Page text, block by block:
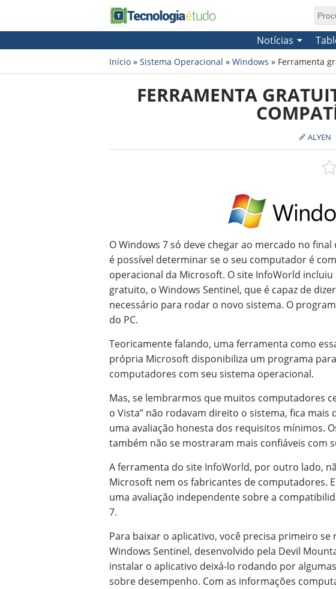
Notícias
Início » Sistema Operacional » Windows » Ferramenta
FERRAMENTA
ALYEN
O Windows 7 só deve chegar ao mercado no
é possível determinar se o seu computador é
operacional da Microsoft. O site InfoWorld
gratuito, o Windows Sentinel, que é capaz de
necessário para rodar o novo sistema. O
do PC.
Teoricamente falando, uma ferramenta como
própria Microsoft disponibiliza um programa
computadores com seu sistema operacional.
Mas, se lembrarmos que muitos computadores
o Vista” não rodavam direito o sistema, fica
uma avaliação honesta dos requisitos mínimos.
também não se mostraram mais confiáveis com
A ferramenta do site InfoWorld, por outro lado,
Microsoft nem os fabricantes de computadores.
uma avaliação independente sobre a
7.
Para baixar o aplicativo, você precisa primeiro
Windows Sentinel, desenvolvido pela Devil
instalar o aplicativo deixá-lo rodando por
sobre desempenho. Com as informações